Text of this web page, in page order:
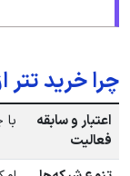
چرا خرید تتر
اعتبار و سابقه
فعالیت